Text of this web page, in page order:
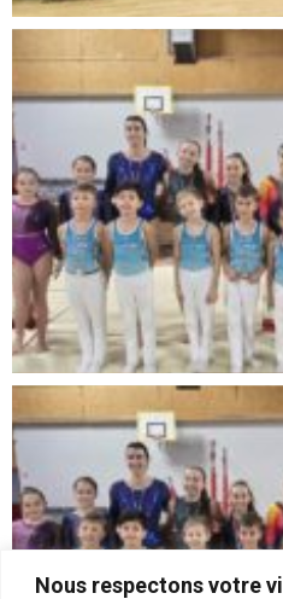
Nous respectons votre